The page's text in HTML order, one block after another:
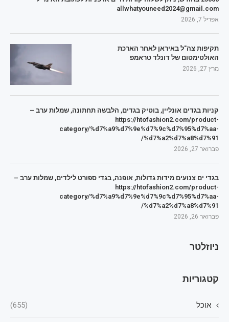
allwhatyouneed2024@gmail.com
אפריל 7, 2026
תקיפות צה"ל באיראן לאחר הארכת
האולטימטום של דונלד טראמפ
מרץ 27, 2026
קניות בגדים אונליין, בוטיק בגדים, הלבשה תחתונה, שמלות ערב –
https://htofashion2.com/product-
category/%d7%a9%d7%9e%d7%9c%d7%95%d7%aa-
%d7%a2%d7%a8%d7%91/
פברואר 27, 2026
בגדי ים צנועים מידות גדולות, אופנה, בגדי ספורט לילדים, שמלות ערב –
https://htofashion2.com/product-
category/%d7%a9%d7%9e%d7%9c%d7%95%d7%aa-
%d7%a2%d7%a8%d7%91/
פברואר 26, 2026
ניוזלטר
קטגוריות
אוכל (655)